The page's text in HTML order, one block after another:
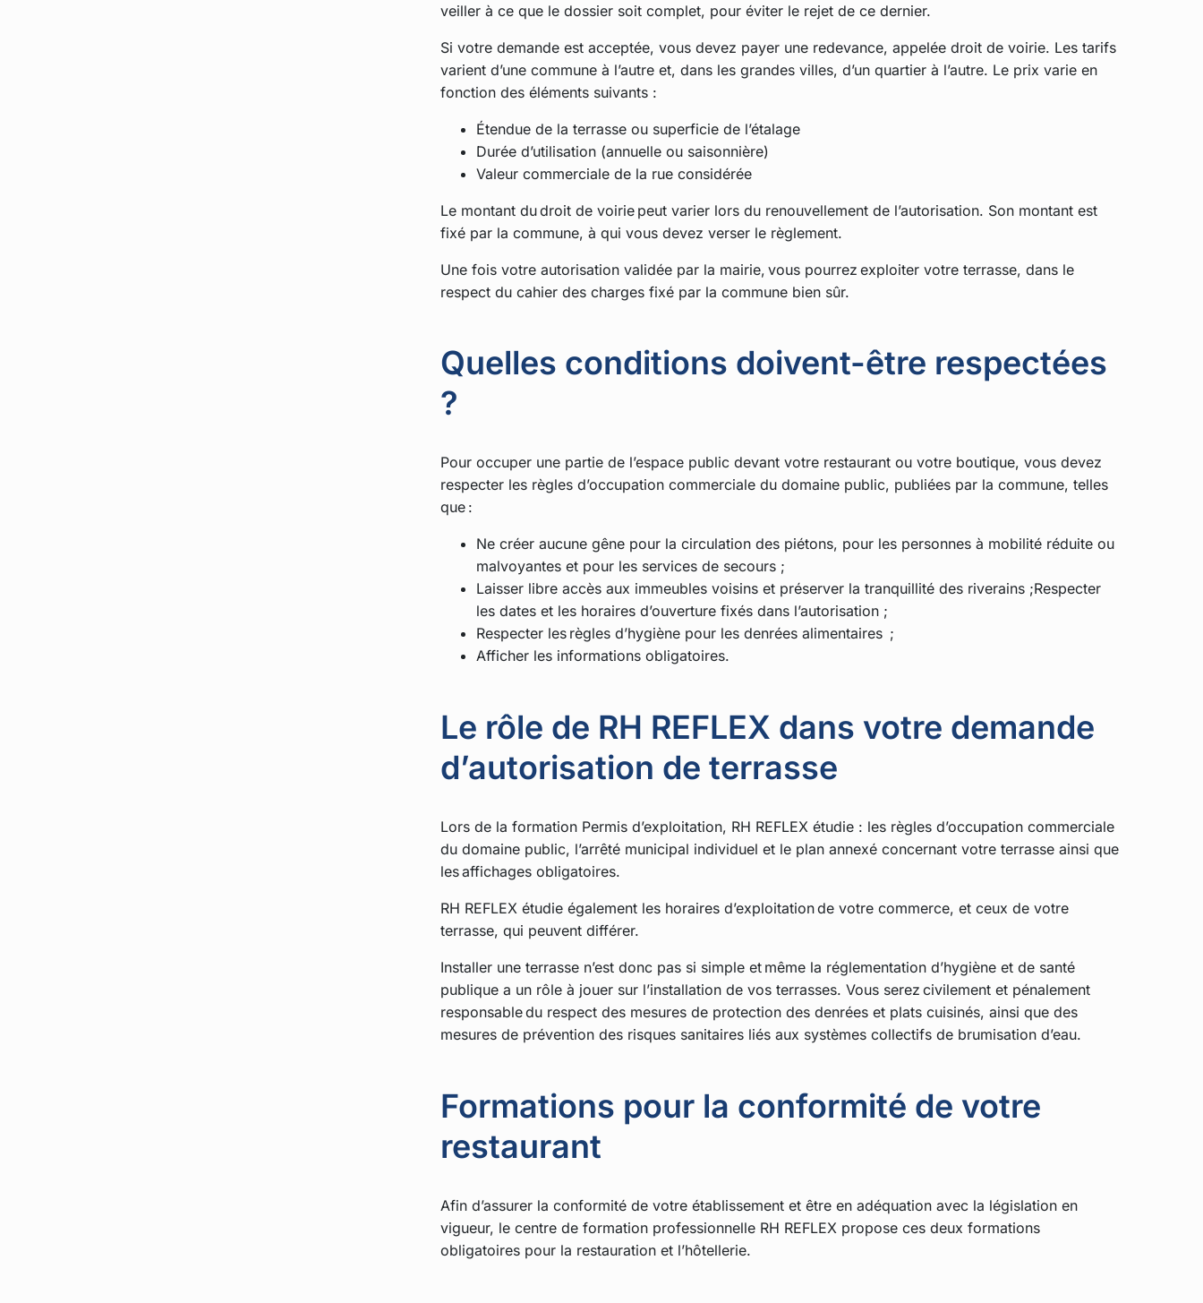
veiller à ce que le dossier soit complet, pour éviter le rejet de ce dernier.
Si votre demande est acceptée, vous devez payer une redevance, appelée droit de voirie. Les tarifs
varient d’une commune à l’autre et, dans les grandes villes, d’un quartier à l’autre. Le prix varie en
fonction des éléments suivants :
Étendue de la terrasse ou superficie de l’étalage
Durée d’utilisation (annuelle ou saisonnière)
Valeur commerciale de la rue considérée
Le montant du droit de voirie peut varier lors du renouvellement de l’autorisation. Son montant est
fixé par la commune, à qui vous devez verser le règlement.
Une fois votre autorisation validée par la mairie, vous pourrez exploiter votre terrasse, dans le
respect du cahier des charges fixé par la commune bien sûr.
Quelles conditions doivent-être respectées
?
Pour occuper une partie de l’espace public devant votre restaurant ou votre boutique, vous devez
respecter les règles d’occupation commerciale du domaine public, publiées par la commune, telles
que :
Ne créer aucune gêne pour la circulation des piétons, pour les personnes à mobilité réduite ou
malvoyantes et pour les services de secours ;
Laisser libre accès aux immeubles voisins et préserver la tranquillité des riverains ;Respecter
les dates et les horaires d’ouverture fixés dans l’autorisation ;
Respecter les règles d’hygiène pour les denrées alimentaires ;
Afficher les informations obligatoires.
Le rôle de RH REFLEX dans votre demande
d’autorisation de terrasse
Lors de la formation Permis d’exploitation, RH REFLEX étudie : les règles d’occupation commerciale
du domaine public, l’arrêté municipal individuel et le plan annexé concernant votre terrasse ainsi que
les affichages obligatoires.
RH REFLEX étudie également les horaires d’exploitation de votre commerce, et ceux de votre
terrasse, qui peuvent différer.
Installer une terrasse n’est donc pas si simple et même la réglementation d’hygiène et de santé
publique a un rôle à jouer sur l’installation de vos terrasses. Vous serez civilement et pénalement
responsable du respect des mesures de protection des denrées et plats cuisinés, ainsi que des
mesures de prévention des risques sanitaires liés aux systèmes collectifs de brumisation d’eau.
Formations pour la conformité de votre
restaurant
Afin d’assurer la conformité de votre établissement et être en adéquation avec la législation en
vigueur, le centre de formation professionnelle RH REFLEX propose ces deux formations
obligatoires pour la restauration et l’hôtellerie.